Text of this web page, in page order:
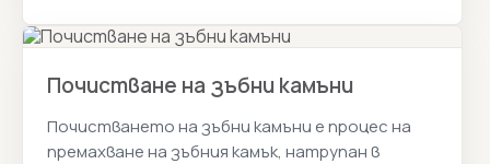
Почистване на зъбни камъни
Почистването на зъбни камъни е процес на
премахване на зъбния камък, натрупан в